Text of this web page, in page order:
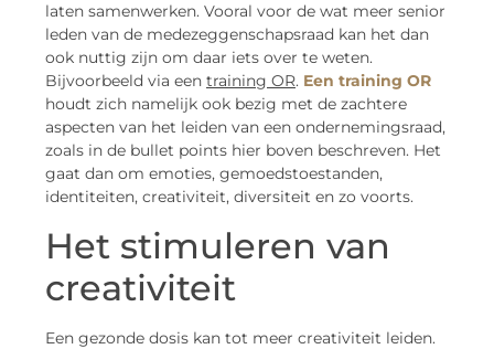
laten samenwerken. Vooral voor de wat meer senior
leden van de medezeggenschapsraad kan het dan
ook nuttig zijn om daar iets over te weten.
Bijvoorbeeld via een training OR. Een training OR
houdt zich namelijk ook bezig met de zachtere
aspecten van het leiden van een ondernemingsraad,
zoals in de bullet points hier boven beschreven. Het
gaat dan om emoties, gemoedstoestanden,
identiteiten, creativiteit, diversiteit en zo voorts.
Het stimuleren van
creativiteit
Een gezonde dosis kan tot meer creativiteit leiden.